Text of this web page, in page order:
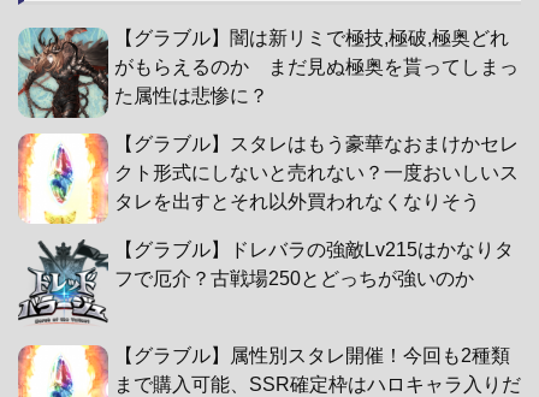
【グラブル】闇は新リミで極技,極破,極奥どれ
がもらえるのか まだ見ぬ極奥を貰ってしまっ
た属性は悲惨に？
【グラブル】スタレはもう豪華なおまけかセレ
クト形式にしないと売れない？一度おいしいス
タレを出すとそれ以外買われなくなりそう
【グラブル】ドレバラの強敵Lv215はかなりタ
フで厄介？古戦場250とどっちが強いのか
【グラブル】属性別スタレ開催！今回も2種類
まで購入可能、SSR確定枠はハロキャラ入りだ